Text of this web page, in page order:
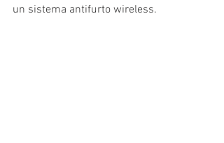
un sistema antifurto wireless.